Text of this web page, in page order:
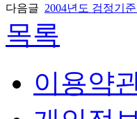
다음글 2004년도 검정기
목록
이용약